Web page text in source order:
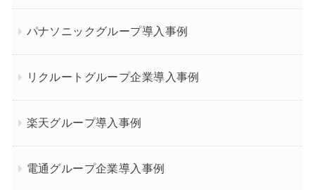
パナソニックグループ導入事例
リクルートグループ企業導入事例
楽天グループ導入事例
電通グループ企業導入事例